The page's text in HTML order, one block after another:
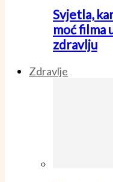
Svjetla,
moć filma
zdravlju
Zdravlje